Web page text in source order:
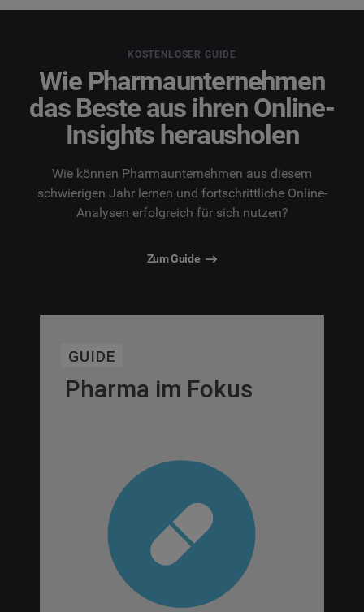
KOSTENLOSER GUIDE
Wie Pharmaunternehmen
das Beste aus ihren Online-
Insights herausholen
Wie können Pharmaunternehmen aus diesem
schwierigen Jahr lernen und fortschrittliche Online-
Analysen erfolgreich für sich nutzen?
Zum Guide